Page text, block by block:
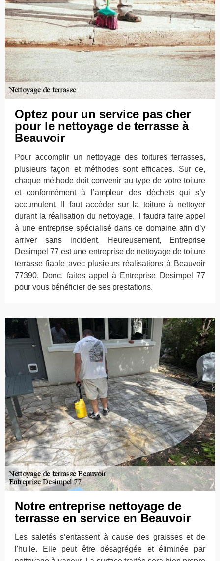
Optez pour un service pas cher
pour le nettoyage de terrasse à
Beauvoir
Pour accomplir un nettoyage des toitures terrasses,
plusieurs façon et méthodes sont efficaces. Sur ce,
chaque méthode doit convenir au type de votre toiture
et conformément à l’ampleur des déchets qui s’y
accumulent. Il faut accéder sur la toiture à nettoyer
durant la réalisation du nettoyage. Il faudra faire appel
à une entreprise spécialisé dans ce domaine afin d’y
arriver sans incident. Heureusement, Entreprise
Desimpel 77 est une entreprise de nettoyage de toiture
terrasse fiable avec plusieurs réalisations à Beauvoir
77390. Donc, faites appel à Entreprise Desimpel 77
pour vous bénéficier de ses prestations.
Notre entreprise nettoyage de
terrasse en service en Beauvoir
Les saletés s’entassent à cause des graisses et de
l'huile. Elle peut être désagrégée et éliminée par